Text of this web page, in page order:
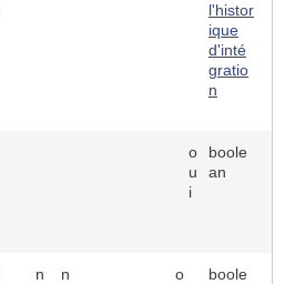
l'histor
ique
d'inté
gratio
n
o
u
i
boole
an
n
n
o
boole